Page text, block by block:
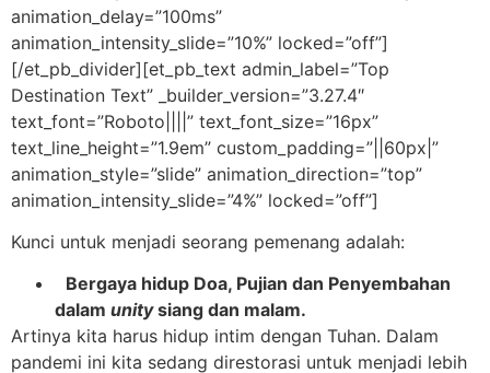
animation_delay=”100ms”
animation_intensity_slide=”10%” locked=”off”]
[/et_pb_divider][et_pb_text admin_label=”Top
Destination Text” _builder_version=”3.27.4″
text_font=”Roboto||||” text_font_size=”16px”
text_line_height=”1.9em” custom_padding=”||60px|”
animation_style=”slide” animation_direction=”top”
animation_intensity_slide=”4%” locked=”off”]
Kunci untuk menjadi seorang pemenang adalah:
Bergaya hidup Doa, Pujian dan Penyembahan
dalam unitysiang dan malam.
Artinya kita harus hidup intim dengan Tuhan. Dalam
pandemi ini kita sedang direstorasi untuk menjadi lebih